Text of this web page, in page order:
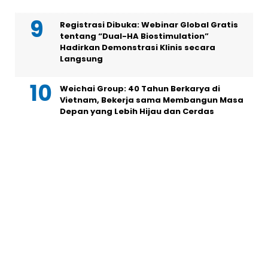
Registrasi Dibuka: Webinar Global Gratis
tentang “Dual-HA Biostimulation”
Hadirkan Demonstrasi Klinis secara
Langsung
Weichai Group: 40 Tahun Berkarya di
Vietnam, Bekerja sama Membangun Masa
Depan yang Lebih Hijau dan Cerdas